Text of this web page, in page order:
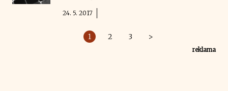
24. 5. 2017
1 2 3 >
reklama